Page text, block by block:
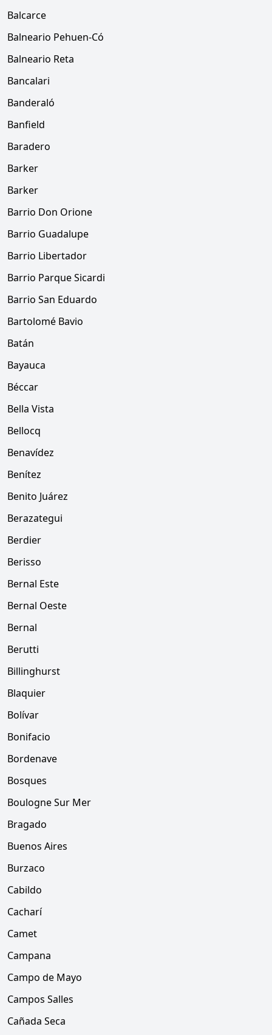
Balcarce
Balneario Pehuen-Có
Balneario Reta
Bancalari
Banderaló
Banfield
Baradero
Barker
Barker
Barrio Don Orione
Barrio Guadalupe
Barrio Libertador
Barrio Parque Sicardi
Barrio San Eduardo
Bartolomé Bavio
Batán
Bayauca
Béccar
Bella Vista
Bellocq
Benavídez
Benítez
Benito Juárez
Berazategui
Berdier
Berisso
Bernal Este
Bernal Oeste
Bernal
Berutti
Billinghurst
Blaquier
Bolívar
Bonifacio
Bordenave
Bosques
Boulogne Sur Mer
Bragado
Buenos Aires
Burzaco
Cabildo
Cacharí
Camet
Campana
Campo de Mayo
Campos Salles
Cañada Seca